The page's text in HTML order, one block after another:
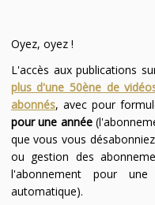
Oyez, oyez !
L'accès aux publications
plus d'une 50ène de
abonnés, avec pour
pour une année
que vous vous
ou gestion des
l'abonnement pour
automatique).